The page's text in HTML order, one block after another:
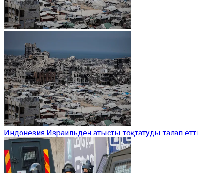
Индонезия Израильден атысты тоқтатуды талап етті